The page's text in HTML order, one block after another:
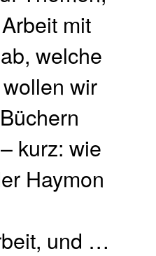
mit
welche
wir
kurz: wie
Haymon
und …